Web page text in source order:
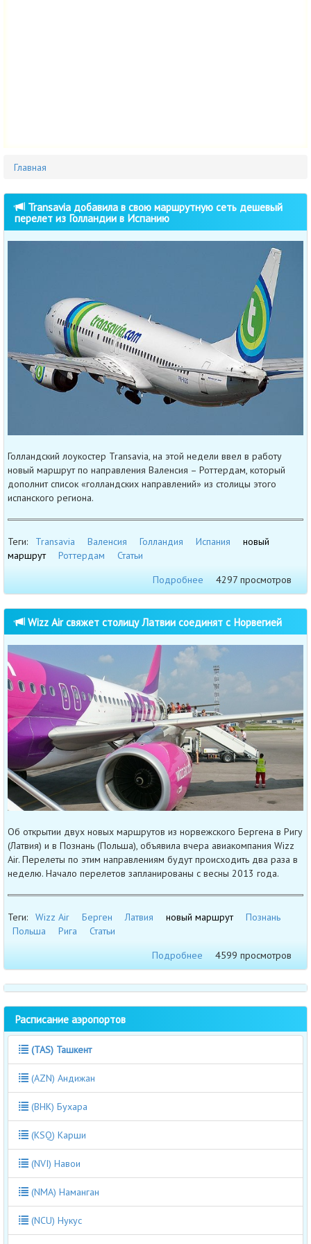
Главная
Transavia добавила в свою маршрутную сеть дешевый
перелет из Голландии в Испанию
Голландский лоукостер Transavia, на этой недели ввел в работу
новый маршрут по направления Валенсия – Роттердам, который
дополнит список «голландских направлений» из столицы этого
испанского региона.
Теги: Transavia Валенсия Голландия Испания
новый
маршрут
Роттердам
Статьи
Подробнее
4297 просмотров
Wizz Air свяжет столицу Латвии соединят с Норвегией
Об открытии двух новых маршрутов из норвежского Бергена в Ригу
(Латвия) и в Познань (Польша), объявила вчера авиакомпания Wizz
Air. Перелеты по этим направлениям будут происходить два раза в
неделю. Начало перелетов запланированы с весны 2013 года.
Теги: Wizz Air Берген Латвия новый маршрут
Познань
Польша
Рига
Статьи
Подробнее
4599 просмотров
Расписание аэропортов
(TAS) Ташкент
(AZN) Андижан
(BHK) Бухара
(KSQ) Карши
(NVI) Навои
(NMA) Наманган
(NCU) Нукус